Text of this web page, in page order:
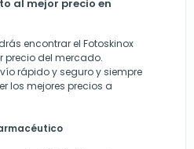
al mejor precio en
encontrar el Fotoskinox
precio del mercado.
rápido y seguro y siempre
los mejores precios a